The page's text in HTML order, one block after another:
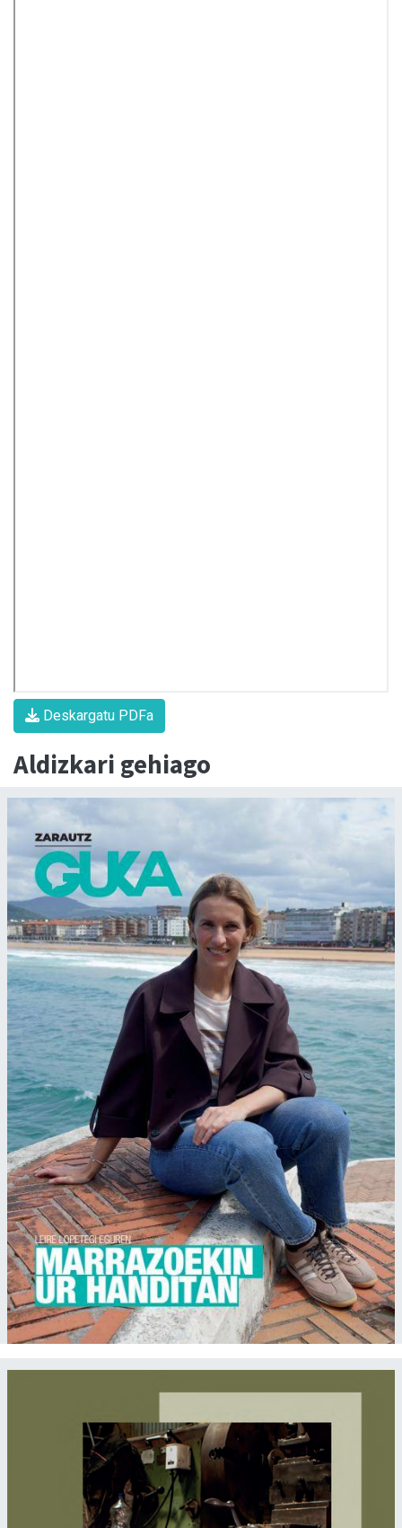
Deskargatu PDFa
Aldizkari gehiago